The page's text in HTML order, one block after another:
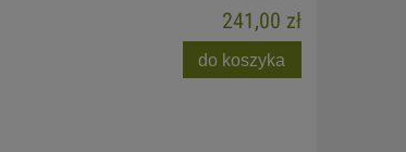
241,00 zł
do koszyka